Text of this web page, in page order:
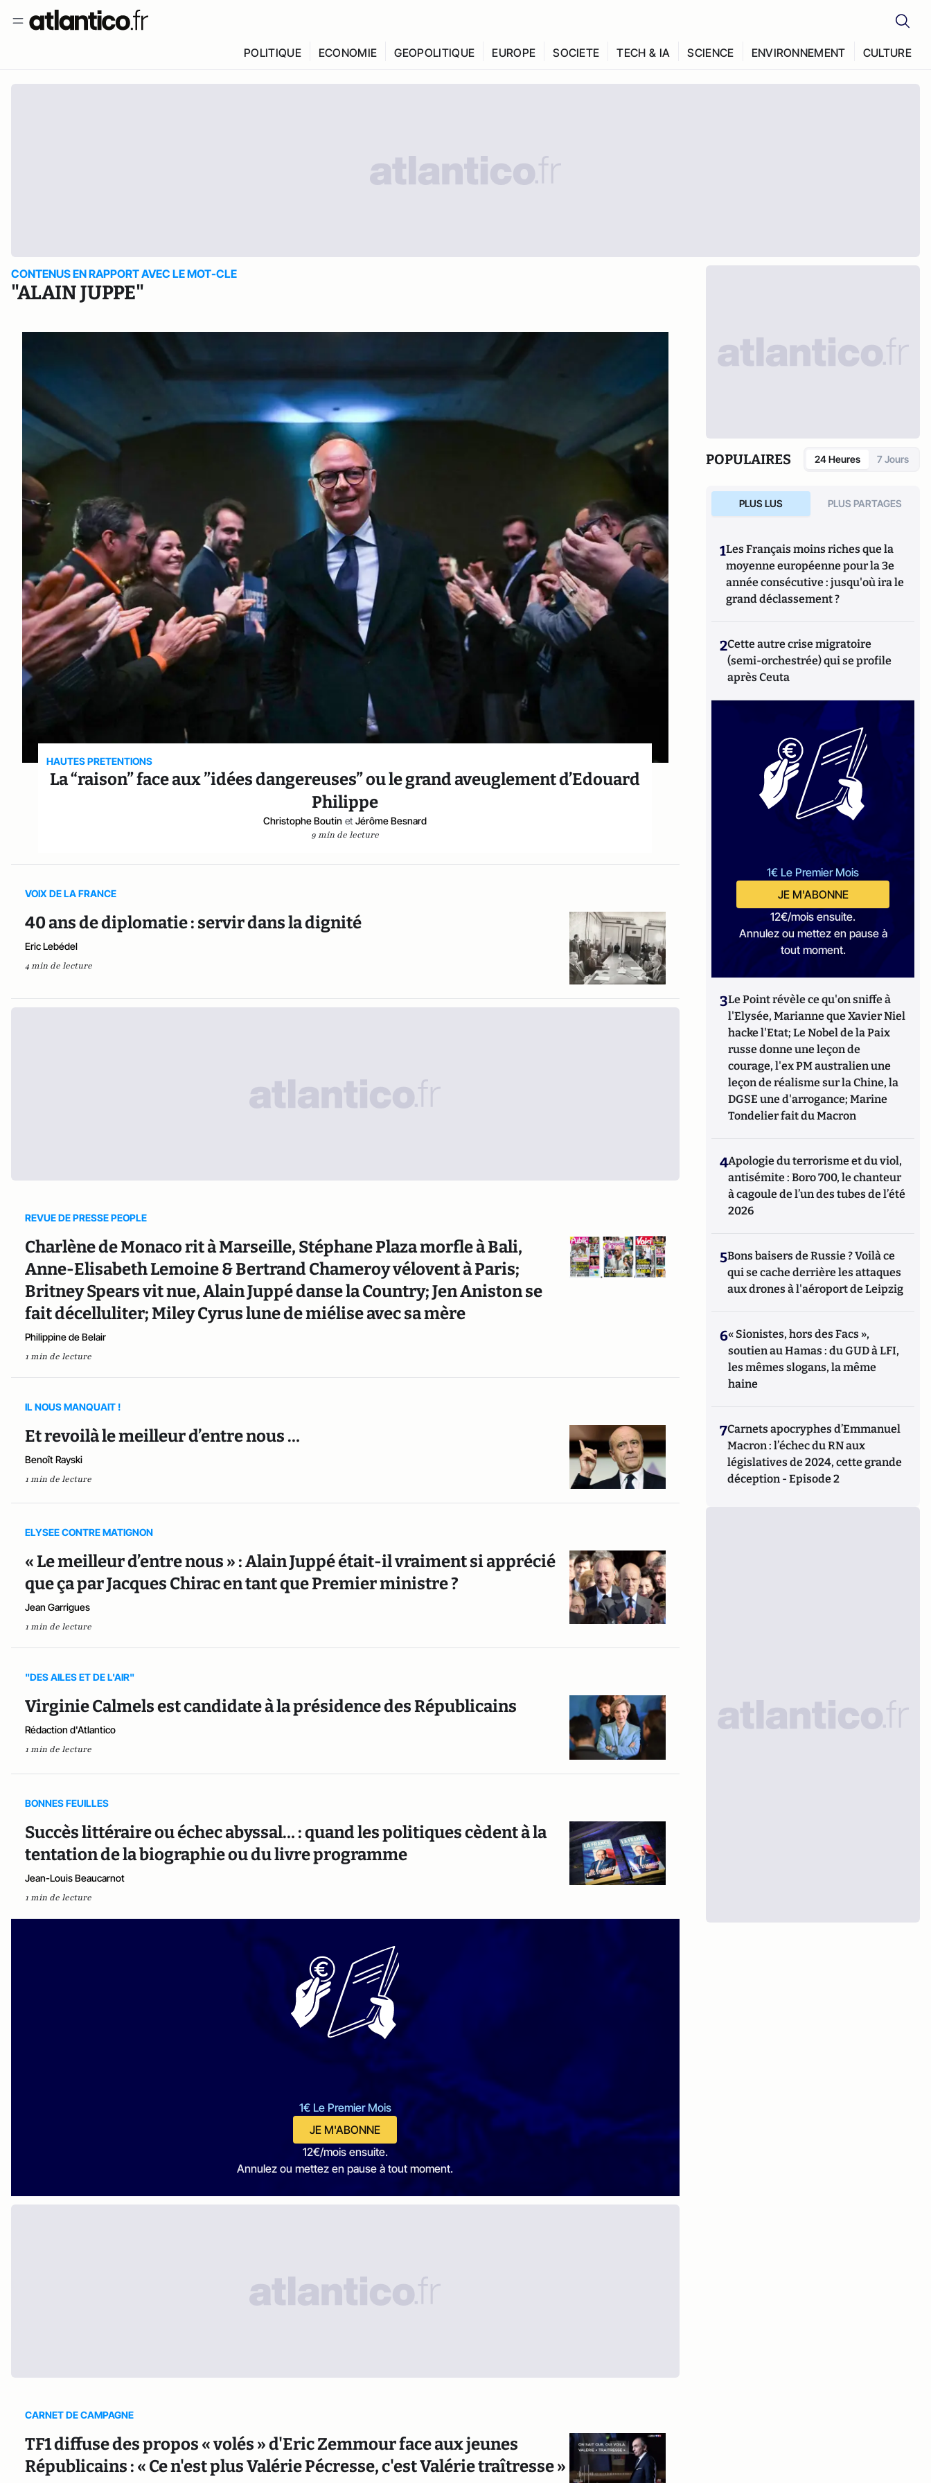
POLITIQUE ECONOMIE GEOPOLITIQUE EUROPE SOCIETE TECH & IA SCIENCE ENVIRONNEMENT CULTURE
CONTENUS EN RAPPORT AVEC LE MOT-CLE
"ALAIN JUPPE"
HAUTES PRETENTIONS
La “raison” face aux ”idées dangereuses” ou le grand aveuglement d’Edouard
Philippe
Christophe Boutin et Jérôme Besnard
9 min de lecture
VOIX DE LA FRANCE
40 ans de diplomatie : servir dans la dignité
Eric Lebédel
4 min de lecture
REVUE DE PRESSE PEOPLE
Charlène de Monaco rit à Marseille, Stéphane Plaza morfle à Bali,
Anne-Elisabeth Lemoine & Bertrand Chameroy vélovent à Paris;
Britney Spears vit nue, Alain Juppé danse la Country; Jen Aniston se
fait décelluliter; Miley Cyrus lune de miélise avec sa mère
Philippine de Belair
1 min de lecture
IL NOUS MANQUAIT !
Et revoilà le meilleur d’entre nous …
Benoît Rayski
1 min de lecture
ELYSEE CONTRE MATIGNON
« Le meilleur d’entre nous » : Alain Juppé était-il vraiment si apprécié
que ça par Jacques Chirac en tant que Premier ministre ?
Jean Garrigues
1 min de lecture
"DES AILES ET DE L'AIR"
Virginie Calmels est candidate à la présidence des Républicains
Rédaction d'Atlantico
1 min de lecture
BONNES FEUILLES
Succès littéraire ou échec abyssal… : quand les politiques cèdent à la
tentation de la biographie ou du livre programme
Jean-Louis Beaucarnot
1 min de lecture
1€ Le Premier Mois
JE M'ABONNE
12€/mois ensuite.
Annulez ou mettez en pause à tout moment.
CARNET DE CAMPAGNE
TF1 diffuse des propos « volés » d'Eric Zemmour face aux jeunes
Républicains : « Ce n'est plus Valérie Pécresse, c'est Valérie traîtresse »
POPULAIRES 24 Heures 7 Jours
PLUS LUS PLUS PARTAGES
1Les Français moins riches que la
moyenne européenne pour la 3e
année consécutive : jusqu'où ira le
grand déclassement ?
2Cette autre crise migratoire
(semi-orchestrée) qui se profile
après Ceuta
1€ Le Premier Mois
JE M'ABONNE
12€/mois ensuite.
Annulez ou mettez en pause à
tout moment.
3Le Point révèle ce qu'on sniffe à
l'Elysée, Marianne que Xavier Niel
hacke l'Etat; Le Nobel de la Paix
russe donne une leçon de
courage, l'ex PM australien une
leçon de réalisme sur la Chine, la
DGSE une d'arrogance; Marine
Tondelier fait du Macron
4Apologie du terrorisme et du viol,
antisémite : Boro 700, le chanteur
à cagoule de l’un des tubes de l’été
2026
5Bons baisers de Russie ? Voilà ce
qui se cache derrière les attaques
aux drones à l'aéroport de Leipzig
6« Sionistes, hors des Facs »,
soutien au Hamas : du GUD à LFI,
les mêmes slogans, la même
haine
7Carnets apocryphes d’Emmanuel
Macron : l’échec du RN aux
législatives de 2024, cette grande
déception - Episode 2